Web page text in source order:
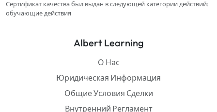
Сертификат качества был выдан в следующей категории действий:
обучающие действия
Albert Learning
О Нас
Юридическая Информация
Общие Условия Сделки
Внутренний Регламент